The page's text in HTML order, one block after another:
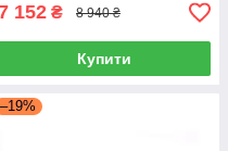
152 ₴ 8 940 ₴
Купити
–19%